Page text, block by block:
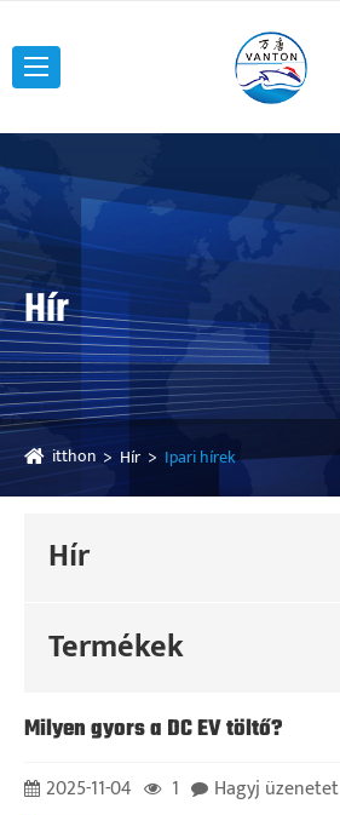
Hír
itthon Hír Ipari hírek
Hír
Termékek
Milyen gyors a DC EV töltő?
2025-11-04 1
Hagyj üzenetet